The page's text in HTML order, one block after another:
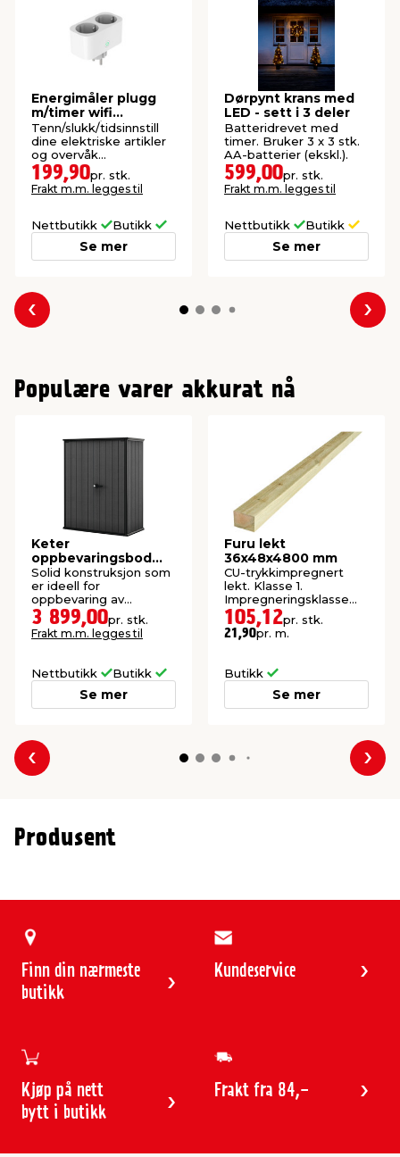
Energimåler plugg
m/timer wifi
dobbeltstikk -
Elworks
Tenn/slukk/tidsinnstill
dine elektriske artikler
og overvåk
energiforbruket. Styres
med TUYA-app.
199,90pr. stk.
Frakt m.m. legges til
Nettbutikk Butikk
Se mer
Dørpynt krans med
LED - sett i 3 deler
Batteridrevet med
timer. Bruker 3 x 3 stk.
AA-batterier (ekskl.).
599,00pr. stk.
Frakt m.m. legges til
Nettbutikk Butikk
Se mer
Forrige
Populære varer akkurat nå
Keter
oppbevaringsbod
Cortina Alto
Solid konstruksjon som
er ideell for
oppbevaring av
hageredskaper, puter
og annet utstyr.
3 899,00pr. stk.
Frakt m.m. legges til
Nettbutikk Butikk
Se mer
Furu lekt
36x48x4800 mm
CU-trykkimpregnert
lekt. Klasse 1.
Impregneringsklasse
AB.
105,12pr. stk.
21,90pr. m.
Butikk
Se mer
Forrige
Produsent
Finn din nærmeste
butikk
Kundeservice
Kjøp på nett
bytt i butikk
Frakt fra 84,-